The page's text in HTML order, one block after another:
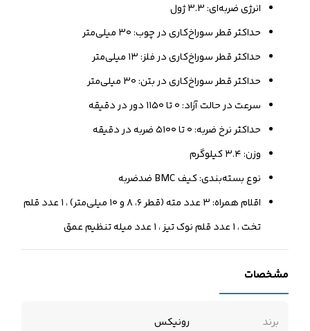
انرژی ضربه‌ای: ۳.۳ ژول
حداکثر قطر سوراخ‌کاری‌ در چوب: ۳۰ میلی‌متر
حداکثر قطر سوراخ‌کاری‌ در فلز: ۱۳ میلی‌متر
حداکثر قطر سوراخ‌کاری‌ در بتن: ۳۰ میلی‌متر
سرعت در حالت آزاد: ۰ تا ۱۱۵۰ دور در دقیقه
حداکثر نرخ ضربه: ۰ تا ۵۱۰۰ ضربه در دقیقه
وزن: ۳.۴ کیلوگرم
نوع بسته‌بندی: کیف BMC ضدضربه
اقلام همراه: ۳ عدد مته (قطر ۶، ۸ و ۱۰ میلی‌متر) ، ۱ عدد قلم
تخت ، ۱ عدد قلم نوک ‌تیز ، ۱ عدد میله تنظیم عمق
مشخصات
برند رونیکس